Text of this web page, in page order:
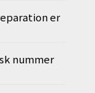
er
nummer